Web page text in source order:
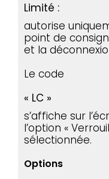
Limité :
autorise
point de
et la
Le code
« LC »
s’affiche sur
l’option «
sélectionnée.
Options